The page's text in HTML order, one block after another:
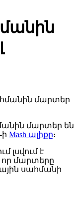
մարտեր են
ի Mash ալիքը։
լսվում է
որ մարտերը
սահմանի